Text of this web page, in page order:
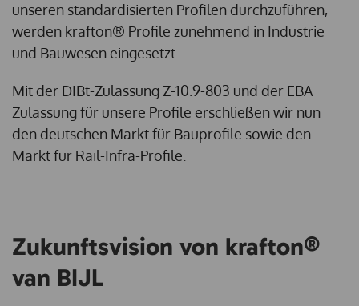
unseren standardisierten Profilen durchzuführen,
werden krafton® Profile zunehmend in Industrie
und Bauwesen eingesetzt.
Mit der DIBt-Zulassung Z-10.9-803 und der EBA
Zulassung für unsere Profile erschließen wir nun
den deutschen Markt für Bauprofile sowie den
Markt für Rail-Infra-Profile.
Zukunftsvision von krafton®
van BIJL